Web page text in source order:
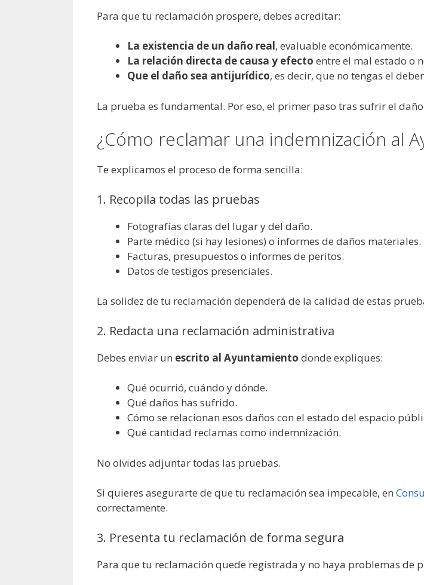
Para que tu reclamación prospere, debes acreditar:
La existencia de un daño real, evaluable económicamente.
La relación directa de causa y efecto entre el mal estado o
Que el daño sea antijurídico, es decir, que no tengas el
La prueba es fundamental. Por eso, el primer paso tras sufrir el
¿Cómo reclamar una indemnización al
Te explicamos el proceso de forma sencilla:
1. Recopila todas las pruebas
Fotografías claras del lugar y del daño.
Parte médico (si hay lesiones) o informes de daños materiales.
Facturas, presupuestos o informes de peritos.
Datos de testigos presenciales.
La solidez de tu reclamación dependerá de la calidad de estas
2. Redacta una reclamación administrativa
Debes enviar un escrito al Ayuntamiento donde expliques:
Qué ocurrió, cuándo y dónde.
Qué daños has sufrido.
Cómo se relacionan esos daños con el estado del espacio
Qué cantidad reclamas como indemnización.
No olvides adjuntar todas las pruebas.
Si quieres asegurarte de que tu reclamación sea impecable, en
correctamente.
3. Presenta tu reclamación de forma segura
Para que tu reclamación quede registrada y no haya problemas de